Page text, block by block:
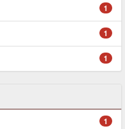
1
1
1
1